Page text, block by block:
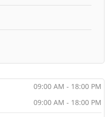
09:00 AM - 18:00 PM
09:00 AM - 18:00 PM